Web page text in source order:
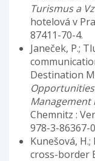
Turismus a
hotelová v
87411-70-4.
Janeček, P.;
Destination
Management
Chemnitz :
978-3-86367-
Kunešová,
cross-border